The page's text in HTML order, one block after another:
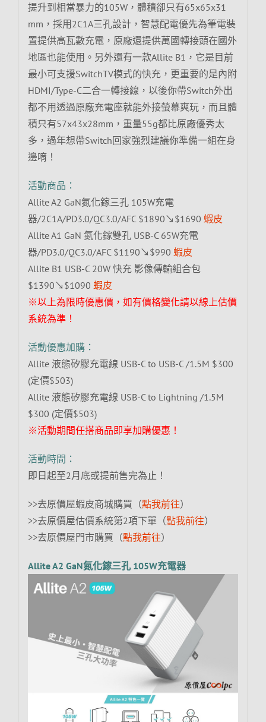
提升到相當暴力的105W，體積卻只有65x65x31
mm，採用2C1A三孔設計，智慧配電優先為筆電裝
置提供高瓦數充電，原廠還提供萬國轉接頭在國外
地區也能使用。另外還有一款Allite B1，它是目前
最小可支援SwitchTV模式的快充，更重要的是內附
HDMI/Type-C二合一轉接線，以後你帶Switch外出
都不用透過原廠充電座就能外接螢幕爽玩，而且體
積只有57x43x28mm，重量55g都比原廠優秀太
多，過年想帶Switch回家強烈建議你準備一組在身
邊唷！
活動商品：
Allite A2 GaN氮化鎵三孔 105W充電
器/2C1A/PD3.0/QC3.0/AFC $1890↘$1690 蝦皮
Allite A1 GaN 氮化鎵雙孔 USB-C 65W充電
器/PD3.0/QC3.0/AFC $1190↘$990 蝦皮
Allite B1 USB-C 20W 快充 影像傳輸組合包
$1390↘$1090 蝦皮
※以上為限時優惠價，如有價格變化請以線上估價
系統為準！
活動優惠加購：
Allite 液態矽膠充電線 USB-C to USB-C /1.5M $300
(定價$503)
Allite 液態矽膠充電線 USB-C to Lightning /1.5M
$300 (定價$503)
※活動期間任搭商品即享加購優惠！
活動時間：
即日起至2月底或提前售完為止！
>>去原價屋蝦皮商城購買（點我前往）
>>去原價屋估價系統第2項下單（點我前往）
>>去原價屋門市購買（點我前往）
Allite A2 GaN氮化鎵三孔 105W充電器